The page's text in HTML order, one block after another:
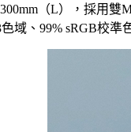
（L），採用
域、99% sRGB校準